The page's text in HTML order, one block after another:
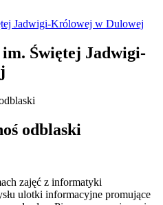
im. Świętej Jadwigi-
odblaski
zajęć z informatyki
ulotki informacyjne promujące